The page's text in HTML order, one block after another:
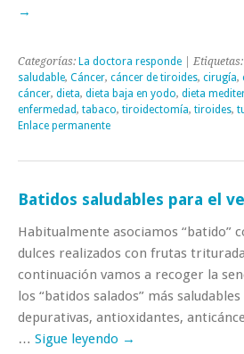
→
Categorías: La doctora responde | Etiquetas:
saludable, Cáncer, cáncer de tiroides, cirugía,
cáncer, dieta, dieta baja en yodo, dieta
enfermedad, tabaco, tiroidectomía, tiroides,
Enlace permanente
Batidos saludables para el
Habitualmente asociamos “batido”
dulces realizados con frutas
continuación vamos a recoger la
los “batidos salados” más
depurativas, antioxidantes,
… Sigue leyendo →